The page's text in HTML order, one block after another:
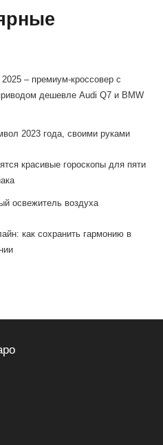
– премиум-кроссовер с
дешевле Audi Q7 и BMW
2023 года, своими руками
красивые гороскопы для пяти
освежитель воздуха
как сохранить гармонию в